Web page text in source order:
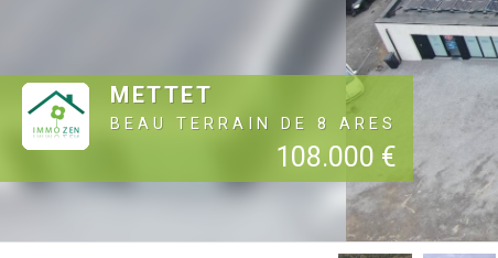
METTET
BEAU TERRAIN DE 8 ARES
108.000 €